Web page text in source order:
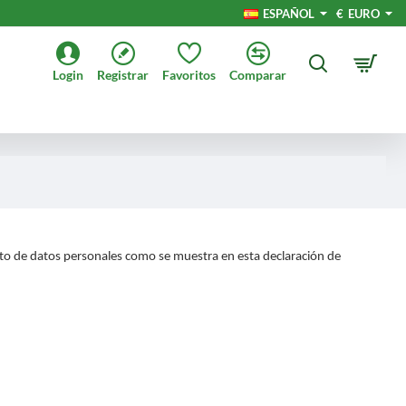
ESPAÑOL € EURO
Login Registrar Favoritos Comparar
de datos personales como se muestra en esta declaración de